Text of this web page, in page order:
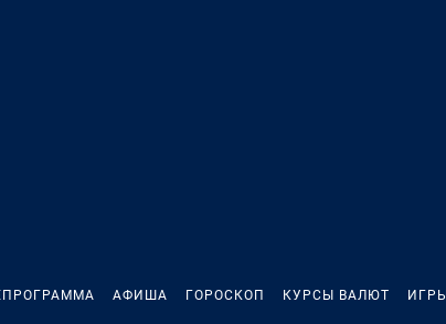
АФИША ГОРОСКОП КУРСЫ ВАЛЮТ ИГРЫ